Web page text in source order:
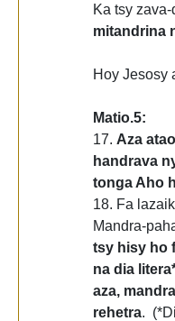
Ka tsy
mitandrina
Hoy Jesosy
Matio.5:
17. Aza
handrava
tonga Aho
18. Fa
Mandra-
tsy hisy ho
na dia
aza,
rehetra.